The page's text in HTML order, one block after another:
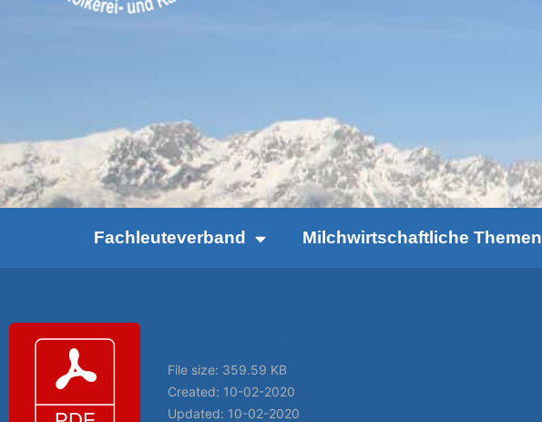
Fachleuteverband Milchwirtschaftliche Themen
File size: 359.59 KB
Created: 10-02-2020
Updated: 10-02-2020